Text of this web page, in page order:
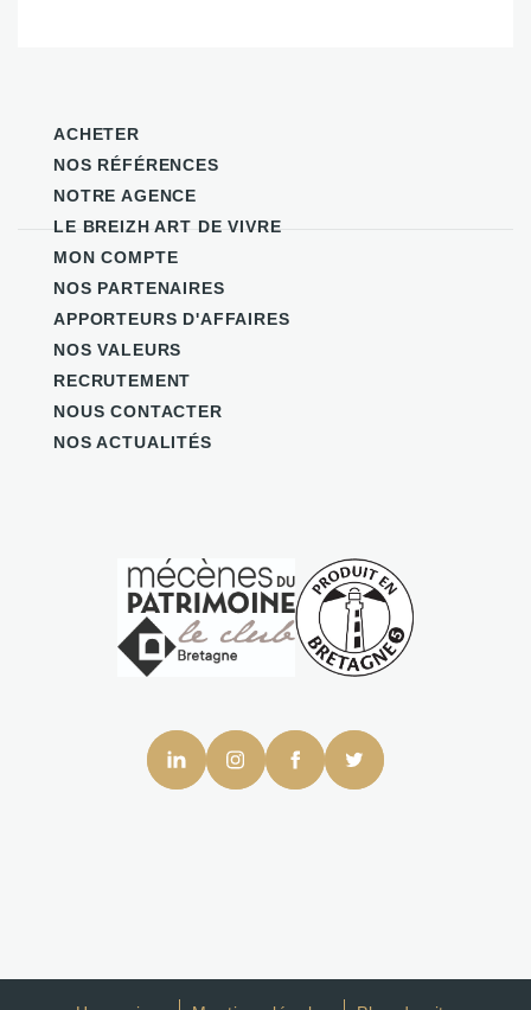
ACHETER
NOS RÉFÉRENCES
NOTRE AGENCE
LE BREIZH ART DE VIVRE
MON COMPTE
NOS PARTENAIRES
APPORTEURS D'AFFAIRES
NOS VALEURS
RECRUTEMENT
NOUS CONTACTER
NOS ACTUALITÉS